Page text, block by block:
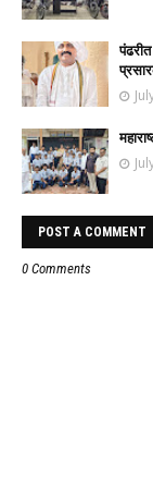
POST A COMMENT
0 Comments